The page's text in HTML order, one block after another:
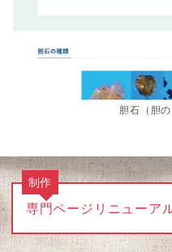
胆石（胆
制作
専門ページリニューア